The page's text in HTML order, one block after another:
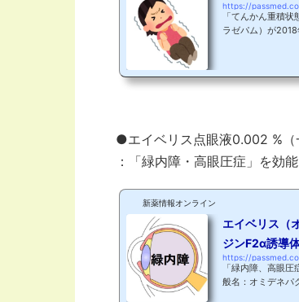
https://
「てんかん重積
ラゼパム）が2018年9月21
では適応がありま
●エイベリス点眼液0.002 %（
：「緑内障・高眼圧症」を効
新薬情報オンライン
エイベリス（
ジンF2α誘導
https://
「緑内障、高眼
般名：オミデネパ